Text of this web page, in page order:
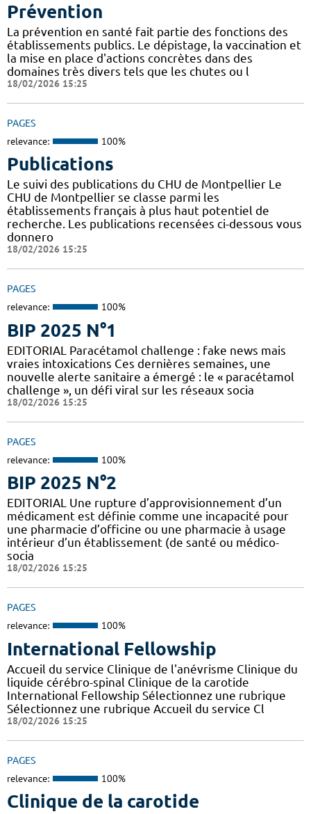
Prévention
La prévention en santé fait partie des fonctions des
établissements publics. Le dépistage, la vaccination et
la mise en place d'actions concrètes dans des
domaines très divers tels que les chutes ou l
18/02/2026 15:25
PAGES
relevance: 100%
Publications
Le suivi des publications du CHU de Montpellier Le
CHU de Montpellier se classe parmi les
établissements français à plus haut potentiel de
recherche. Les publications recensées ci-dessous vous
donnero
18/02/2026 15:25
PAGES
relevance: 100%
BIP 2025 N°1
EDITORIAL Paracétamol challenge : fake news mais
vraies intoxications Ces dernières semaines, une
nouvelle alerte sanitaire a émergé : le « paracétamol
challenge », un défi viral sur les réseaux socia
18/02/2026 15:25
PAGES
relevance: 100%
BIP 2025 N°2
EDITORIAL Une rupture d’approvisionnement d’un
médicament est définie comme une incapacité pour
une pharmacie d’officine ou une pharmacie à usage
intérieur d’un établissement (de santé ou médico-
socia
18/02/2026 15:25
PAGES
relevance: 100%
International Fellowship
Accueil du service Clinique de l'anévrisme Clinique du
liquide cérébro-spinal Clinique de la carotide
International Fellowship Sélectionnez une rubrique
Sélectionnez une rubrique Accueil du service Cl
18/02/2026 15:25
PAGES
relevance: 100%
Clinique de la carotide